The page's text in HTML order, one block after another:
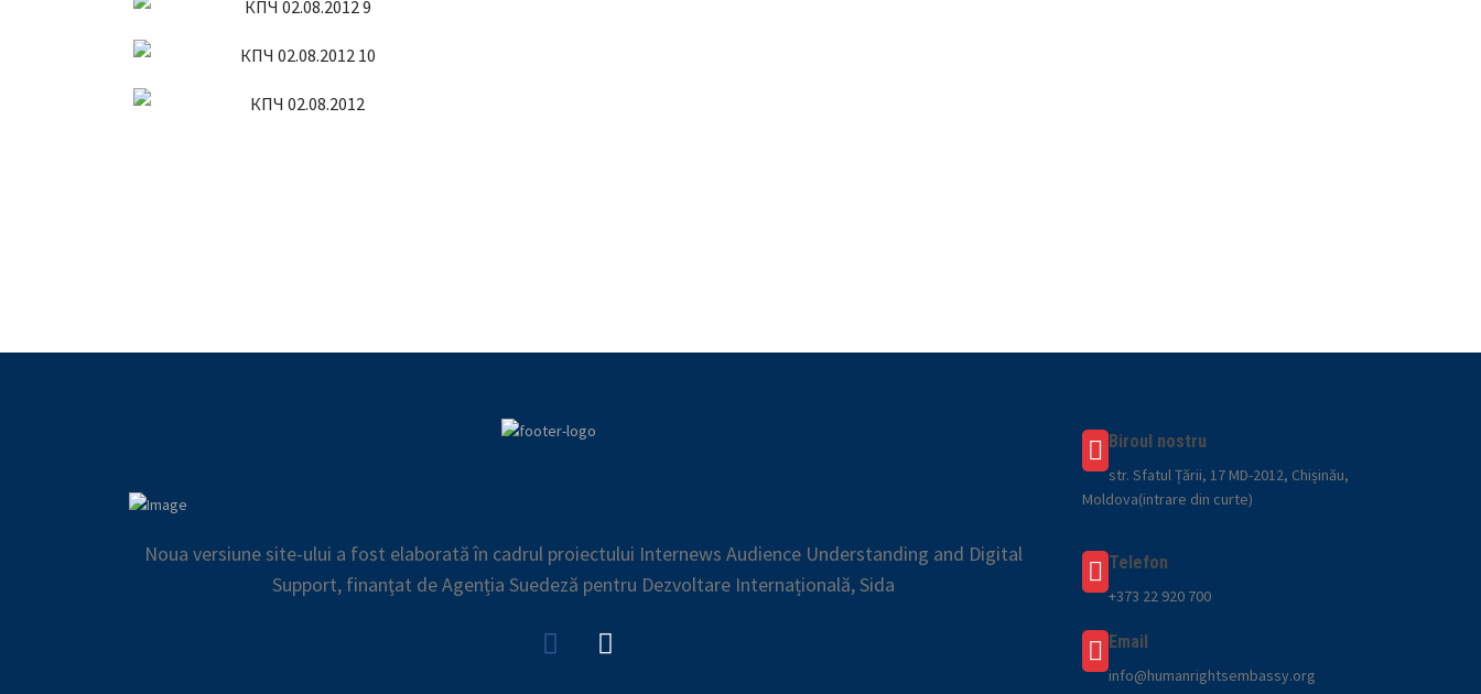
Noua versiune site-ului a fost elaborată în cadrul proiectului Internews Audience Understanding and Digital
Support, finanţat de Agenția Suedeză pentru Dezvoltare Internațională, Sida
Biroul nostru
str. Sfatul Țării, 17 MD-2012, Chișinău,
Moldova(intrare din curte)
Telefon
+373 22 920 700
Email
info@humanrightsembassy.org